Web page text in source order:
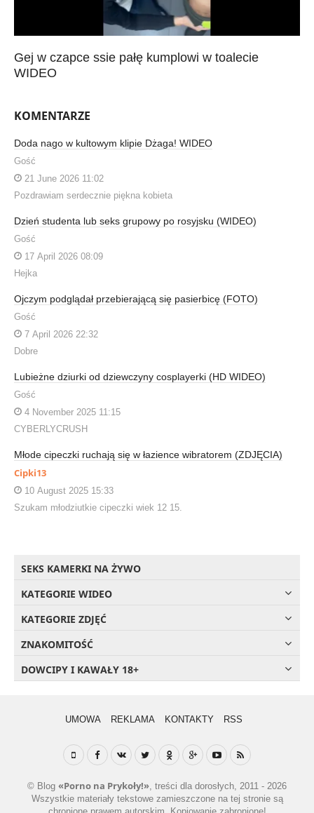
Gej w czapce ssie pałę kumplowi w toalecie
WIDEO
KOMENTARZE
Doda nago w kultowym klipie Dżaga! WIDEO
Gość
21 June 2026 11:02
Pozdrawiam serdecznie piękna kobieta
Dzień studenta lub seks grupowy po rosyjsku (WIDEO)
Gość
17 April 2026 08:09
Hejka
Ojczym podglądał przebierającą się pasierbicę (FOTO)
Gość
7 April 2026 22:32
Dobre
Lubieżne dziurki od dziewczyny cosplayerki (HD WIDEO)
Gość
4 November 2025 11:15
CYBERLYCRUSH
Młode cipeczki ruchają się w łazience wibratorem (ZDJĘCIA)
Cipki13
10 August 2025 15:33
Szukam młodziutkie cipeczki wiek 12 15.
SEKS KAMERKI NA ŻYWO
KATEGORIE WIDEO
KATEGORIE ZDJĘĆ
ZNAKOMITOŚĆ
DOWCIPY I KAWAŁY 18+
UMOWA REKLAMA KONTAKTY RSS
© Blog «Porno na Prykoły!», treści dla dorosłych, 2011 - 2026
Wszystkie materiały tekstowe zamieszczone na tej stronie są